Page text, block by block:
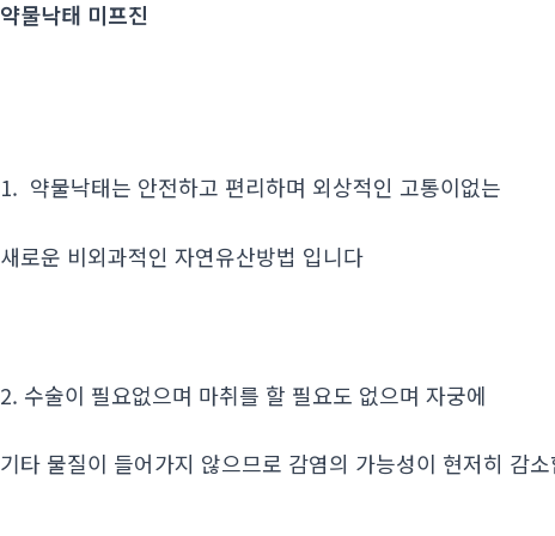
약물낙태 미프진
1. 약물낙태는 안전하고 편리하며 외상적인 고통이없는
새로운 비외과적인 자연유산방법 입니다
2. 수술이 필요없으며 마취를 할 필요도 없으며 자궁에
기타 물질이 들어가지 않으므로 감염의 가능성이 현저히 감